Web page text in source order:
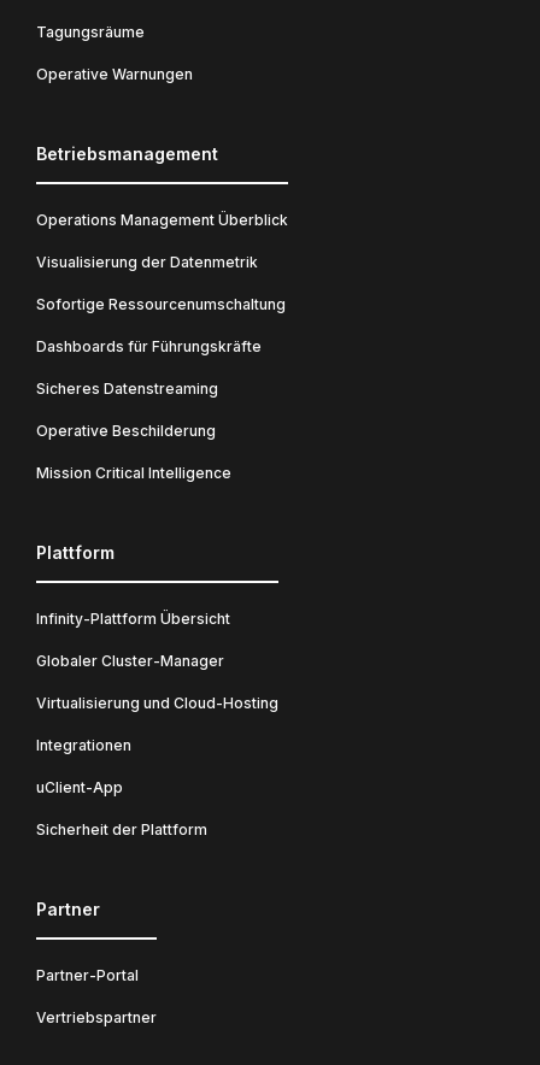
Tagungsräume
Operative Warnungen
Betriebsmanagement
Operations Management Überblick
Visualisierung der Datenmetrik
Sofortige Ressourcenumschaltung
Dashboards für Führungskräfte
Sicheres Datenstreaming
Operative Beschilderung
Mission Critical Intelligence
Plattform
Infinity-Plattform Übersicht
Globaler Cluster-Manager
Virtualisierung und Cloud-Hosting
Integrationen
uClient-App
Sicherheit der Plattform
Partner
Partner-Portal
Vertriebspartner